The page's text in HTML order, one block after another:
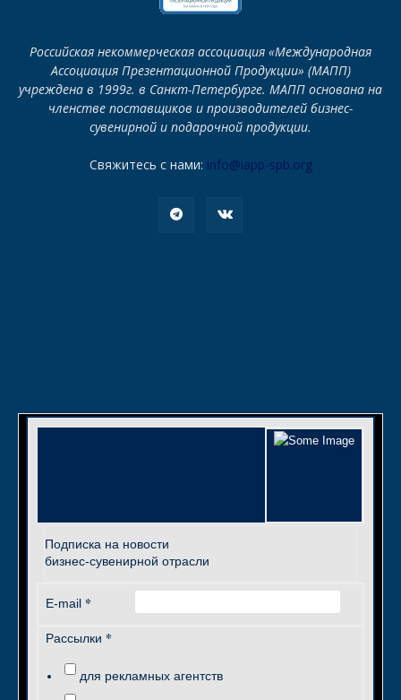
Российская некоммерческая ассоциация «Международная
Ассоциация Презентационной Продукции» (МАПП)
учреждена в 1999г. в Санкт-Петербурге. МАПП основана на
членстве поставщиков и производителей бизнес-
сувенирной и подарочной продукции.
Свяжитесь с нами: info@iapp-spb.org
Подписка на новости
бизнес-сувенирной отрасли
E-mail *
Рассылки *
для рекламных агентств